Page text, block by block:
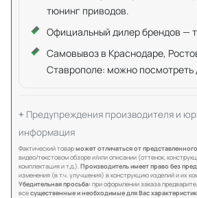
тюнинг приводов.
Официальный дилер брендов —
Самовывоз в Краснодаре,
Ставрополе: можно посмотреть
Предупреждения производителя и
информация
Фактический товарможет отличаться от
видео/текстовом обзоре и/или описании (оттенок,
комплектация и т.д.).Производитель имеет право без
изменения (в т.ч. улучшения) в конструкцию изделий и их
Убедительная просьба: при оформлении заказа
всесущественные и необходимые для Вас